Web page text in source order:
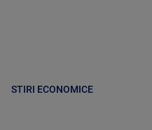
STIRI ECONOMICE